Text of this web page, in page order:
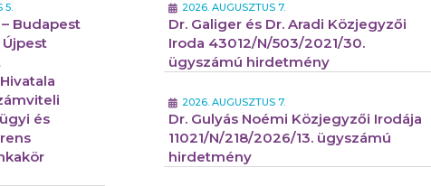
5.
Budapest
Újpest
és
2026. AUGUSZTUS 7.
Dr. Galiger és Dr. Aradi Közjegyzői
Iroda 43012/N/503/2021/30.
ügyszámú hirdetmény
2026. AUGUSZTUS 7.
Dr. Gulyás Noémi Közjegyzői Irodája
11021/N/218/2026/13. ügyszámú
hirdetmény